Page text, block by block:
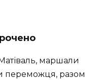
маршали
переможця, разом